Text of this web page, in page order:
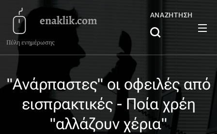
enaklik.com
Πύλη ενημέρωσης
ΑΝΑΖΉΤΗΣΗ
"Ανάρπαστες" οι οφειλές από
εισπρακτικές - Ποία χρέη
"αλλάζουν χέρια"